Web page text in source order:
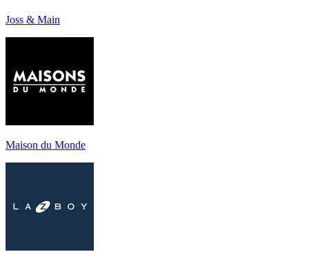
Joss & Main
Maison du Monde